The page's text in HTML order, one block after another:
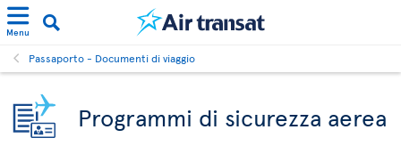
Menu
Passaporto - Documenti di viaggio
Programmi di sicurezza aerea